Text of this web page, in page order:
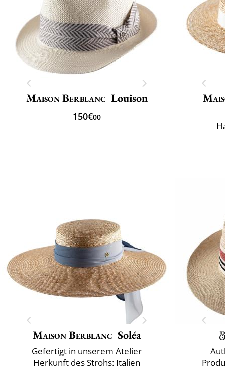
Maison Berblanc Louison
150€00
Maison Berblanc Soléa
Gefertigt in unserem Atelier
Herkunft des Strohs: Italien